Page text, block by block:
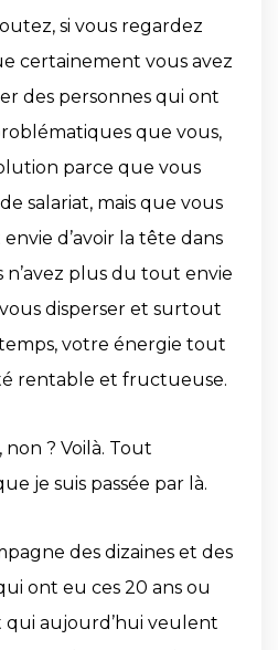
si vous regardez
certainement vous avez
des personnes qui ont
que vous,
parce que vous
salariat, mais que vous
d’avoir la tête dans
n’avez plus du tout envie
disperser et surtout
votre énergie tout
rentable et fructueuse.
non ? Voilà. Tout
je suis passée par là.
des dizaines et des
ont eu ces 20 ans ou
qui aujourd’hui veulent